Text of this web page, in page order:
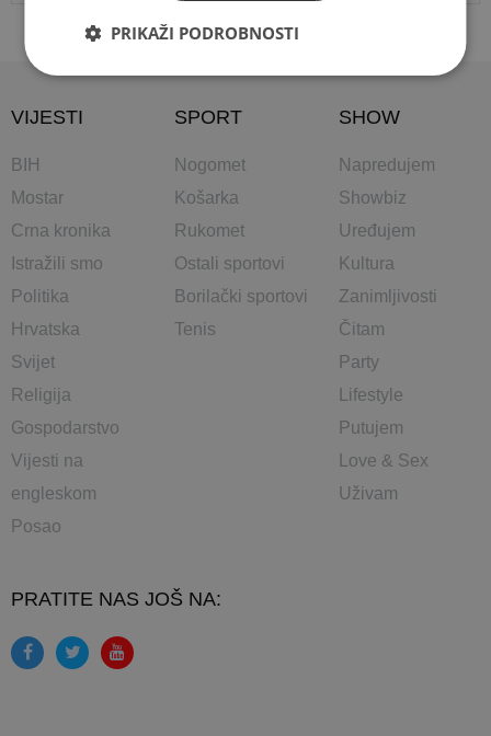
VIJESTI
BIH
Mostar
Crna kronika
Istražili smo
Politika
Hrvatska
Svijet
Religija
Gospodarstvo
Vijesti na
engleskom
Posao
SPORT
Nogomet
Košarka
Rukomet
Ostali sportovi
Borilački sportovi
Tenis
SHOW
Napredujem
Showbiz
Uređujem
Kultura
Zanimljivosti
Čitam
Party
Lifestyle
Putujem
Love & Sex
Uživam
PRATITE NAS JOŠ NA:
PRIKAŽI PODROBNOSTI